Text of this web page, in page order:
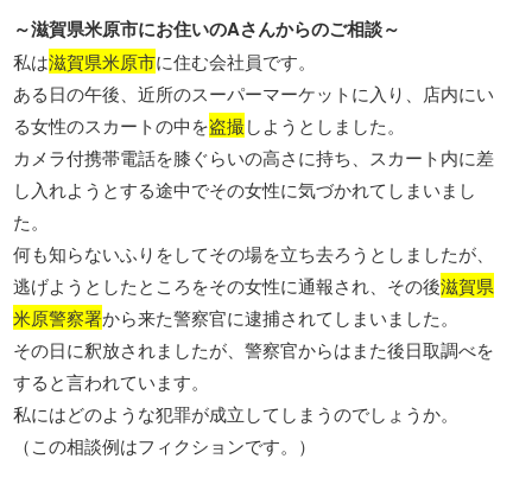
～滋賀県米原市にお住いのAさんからのご相談～
私は滋賀県米原市に住む会社員です。
ある日の午後、近所のスーパーマーケットに入り、店内にい
る女性のスカートの中を盗撮しようとしました。
カメラ付携帯電話を膝ぐらいの高さに持ち、スカート内に差
し入れようとする途中でその女性に気づかれてしまいまし
た。
何も知らないふりをしてその場を立ち去ろうとしましたが、
逃げようとしたところをその女性に通報され、その後滋賀県
米原警察署から来た警察官に逮捕されてしまいました。
その日に釈放されましたが、警察官からはまた後日取調べを
すると言われています。
私にはどのような犯罪が成立してしまうのでしょうか。
（この相談例はフィクションです。）